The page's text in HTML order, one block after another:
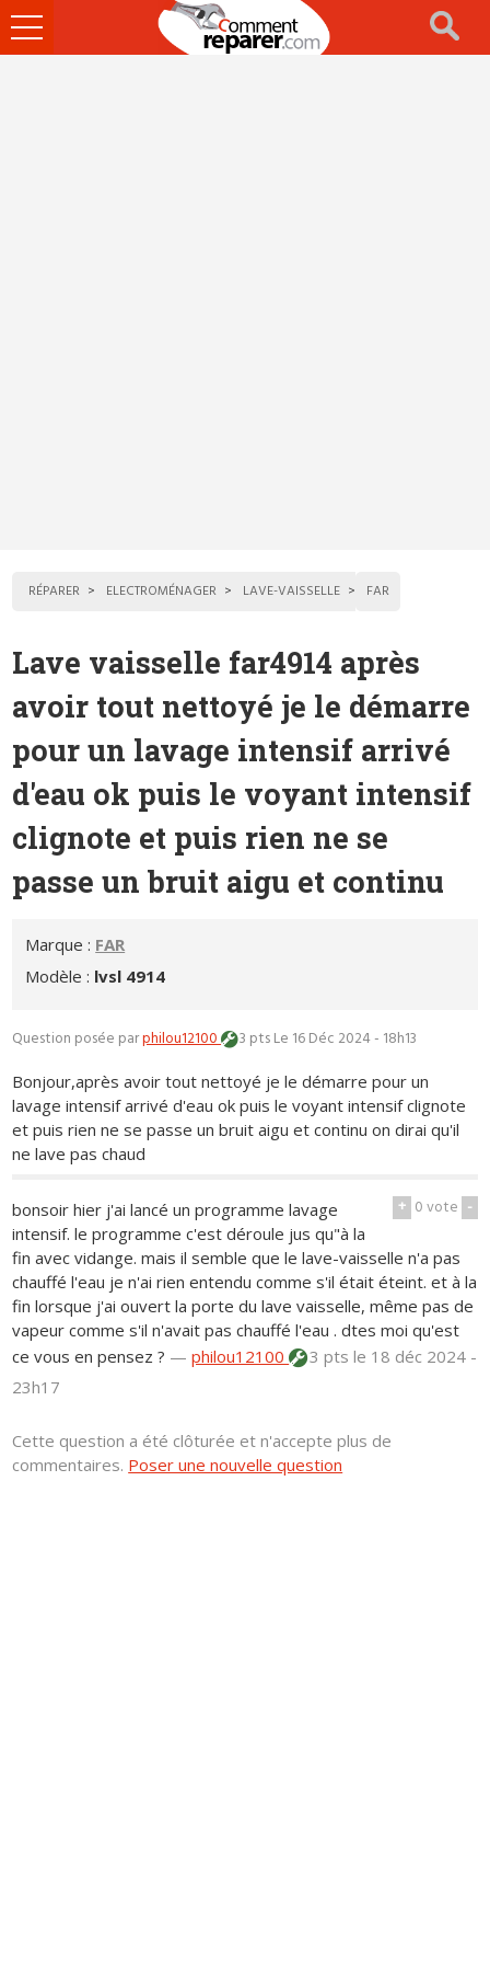
Ouvrir
le
RÉPARER ELECTROMÉNAGER LAVE-VAISSELLE FAR
Lave vaisselle far4914 après
avoir tout nettoyé je le démarre
pour un lavage intensif arrivé
d'eau ok puis le voyant intensif
clignote et puis rien ne se
passe un bruit aigu et continu
Marque : FAR
Modèle : lvsl 4914
Question posée parphilou12100 3 ptsLe 16 Déc 2024 - 18h13
Bonjour,après avoir tout nettoyé je le démarre pour un
lavage intensif arrivé d'eau ok puis le voyant intensif clignote
et puis rien ne se passe un bruit aigu et continu on dirai qu'il
ne lave pas chaud
+ 0vote -
bonsoir hier j'ai lancé un programme lavage
intensif. le programme c'est déroule jus qu"à la
fin avec vidange. mais il semble que le lave-vaisselle n'a pas
chauffé l'eau je n'ai rien entendu comme s'il était éteint. et à la
fin lorsque j'ai ouvert la porte du lave vaisselle, même pas de
vapeur comme s'il n'avait pas chauffé l'eau . dtes moi qu'est
ce vous en pensez ? —philou12100 3 ptsle 18 déc 2024 -
23h17
Cette question a été clôturée et n'accepte plus de
commentaires. Poser une nouvelle question